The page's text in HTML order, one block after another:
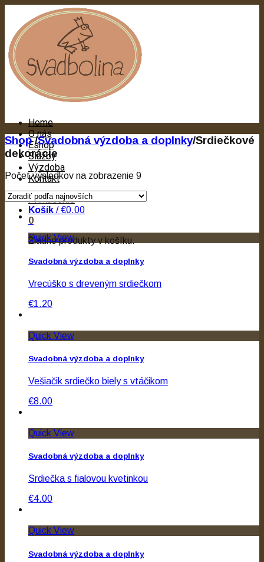
Home
O nás
Eshop
Služby
Výzdoba
Kontakt
Prihlásenie
Košík /€0.00
0
Žiadne produkty v košíku.
Shop /Svadobná výzdoba a doplnky/Srdiečkové
dekorácie
Počet výsledkov na zobrazenie 9
Quick View
Svadobná výzdoba a doplnky
Vrecúško s dreveným srdiečkom
€1.20
Quick View
Svadobná výzdoba a doplnky
Vešiačik srdiečko biely s vtáčikom
€8.00
Quick View
Svadobná výzdoba a doplnky
Srdiečka s fialovou kvetinkou
€4.00
Quick View
Svadobná výzdoba a doplnky